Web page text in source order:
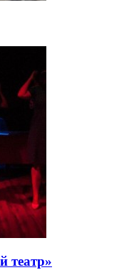
театр»